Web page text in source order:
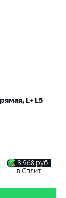
L+ L5
3 968 руб.
в Сплит